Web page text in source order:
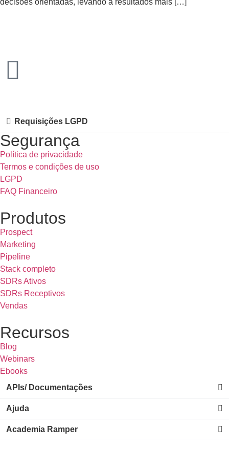
decisões orientadas, levando a resultados mais […]
Requisições LGPD
Segurança
Política de privacidade
Termos e condições de uso
LGPD
FAQ Financeiro
Produtos
Prospect
Marketing
Pipeline
Stack completo
SDRs Ativos
SDRs Receptivos
Vendas
Recursos
Blog
Webinars
Ebooks
APIs/ Documentações
Ajuda
Academia Ramper